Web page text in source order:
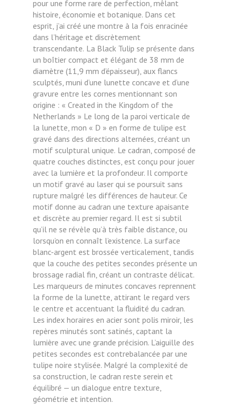
pour une forme rare de perfection, mêlant
histoire, économie et botanique. Dans cet
esprit, j’ai créé une montre à la fois enracinée
dans l’héritage et discrètement
transcendante. La Black Tulip se présente dans
un boîtier compact et élégant de 38 mm de
diamètre (11,9 mm d’épaisseur), aux flancs
sculptés, muni d’une lunette concave et d’une
gravure entre les cornes mentionnant son
origine : « Created in the Kingdom of the
Netherlands » Le long de la paroi verticale de
la lunette, mon « D » en forme de tulipe est
gravé dans des directions alternées, créant un
motif sculptural unique. Le cadran, composé de
quatre couches distinctes, est conçu pour jouer
avec la lumière et la profondeur. Il comporte
un motif gravé au laser qui se poursuit sans
rupture malgré les différences de hauteur. Ce
motif donne au cadran une texture apaisante
et discrète au premier regard. Il est si subtil
qu’il ne se révèle qu’à très faible distance, ou
lorsqu’on en connaît l’existence. La surface
blanc-argent est brossée verticalement, tandis
que la couche des petites secondes présente un
brossage radial fin, créant un contraste délicat.
Les marqueurs de minutes concaves reprennent
la forme de la lunette, attirant le regard vers
le centre et accentuant la fluidité du cadran.
Les index horaires en acier sont polis miroir, les
repères minutés sont satinés, captant la
lumière avec une grande précision. L’aiguille des
petites secondes est contrebalancée par une
tulipe noire stylisée. Malgré la complexité de
sa construction, le cadran reste serein et
équilibré — un dialogue entre texture,
géométrie et intention.